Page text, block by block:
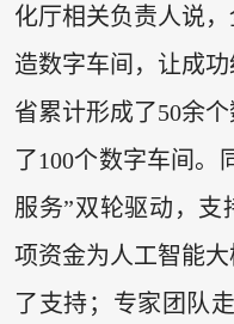
化厅相关负责人说
造数字车间，让成
省累计形成了50余
了100个数字车间。
服务”双轮驱动，支
项资金为人工智能
了支持；专家团队